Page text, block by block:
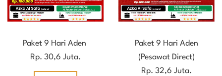
Paket 9 Hari Aden
Rp. 30,6 Juta.
Paket 9 Hari Aden
(Pesawat Direct)
Rp. 32,6 Juta.